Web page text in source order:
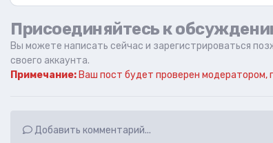
Присоединяйтесь к
Вы можете написать сейчас и зарегистрироваться
своего аккаунта.
Примечание: Ваш пост будет проверен
Добавить комментарий...